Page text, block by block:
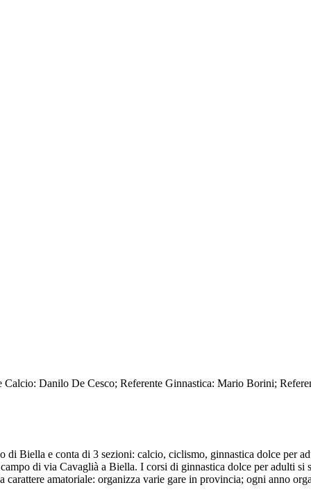
Calcio: Danilo De Cesco; Referente Ginnastica: Mario Borini;
Biella e conta di 3 sezioni: calcio, ciclismo, ginnastica dolce per
di via Cavaglià a Biella. I corsi di ginnastica dolce per adulti
amatoriale: organizza varie gare in provincia; ogni anno